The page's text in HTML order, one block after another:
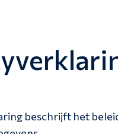
beschrijft het